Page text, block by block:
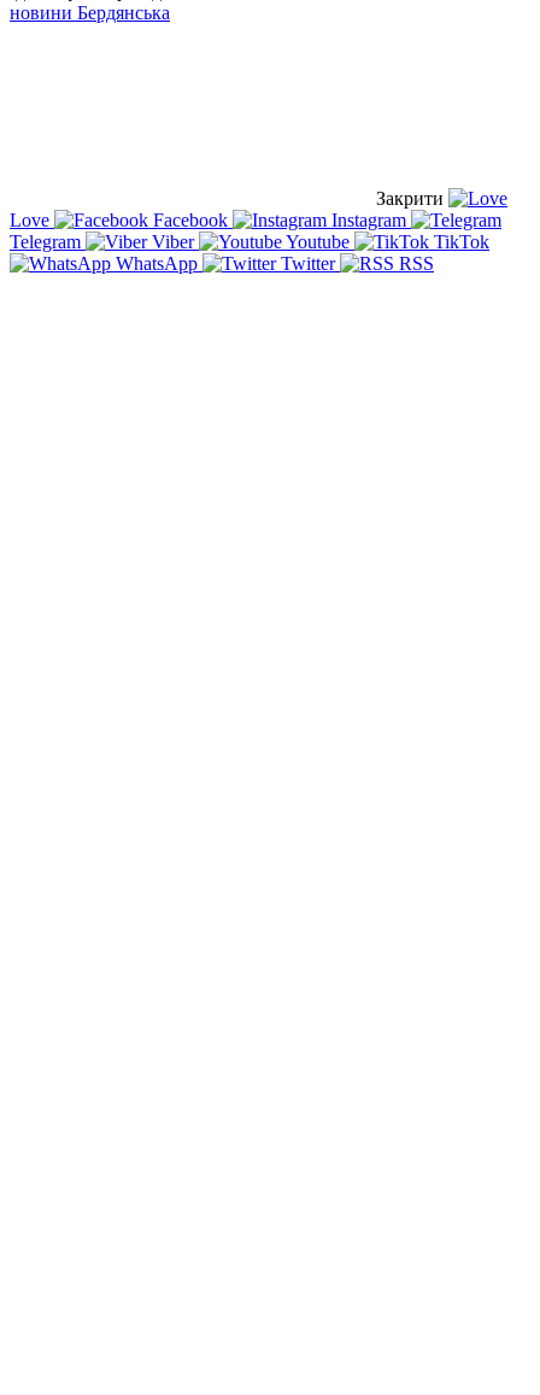
новини Бердянська
Закрити
Love
Facebook
Instagram
Telegram
Viber Youtube
TikTok
WhatsApp
Twitter RSS